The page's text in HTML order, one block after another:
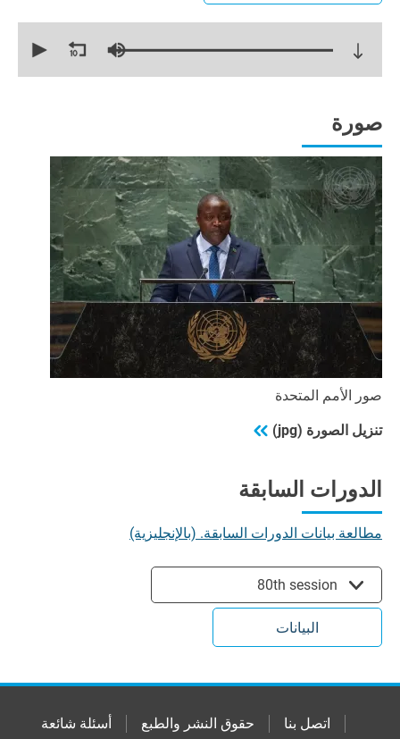
seconds
صورة
صور الأمم المتحدة
تنزيل الصورة (jpg)
الدورات السابقة
مطالعة بيانات الدورات السابقة. (بالإنجليزية)
80th session
البيانات
اتصل بنا حقوق النشر والطبع أسئلة شائعة